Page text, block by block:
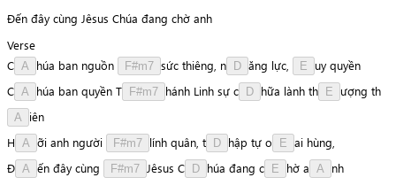
Đến đây cùng Jêsus Chúa đang chờ anh
Verse
C A húa ban nguồn F#m7 sức thiêng, n D ăng lực, E uy quyền
C A húa ban quyền T F#m7 hánh Linh sự c D hữa lành th E ượng th
A iên
H A ỡi anh người F#m7 lính quân, t D hập tự o E ai hùng,
Đ A ến đây cùng F#m7 Jêsus C D húa đang c E hờ a A nh